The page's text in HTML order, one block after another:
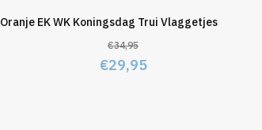
Oranje EK WK Koningsdag Trui Vlaggetjes
€34,95
Oorspronkelijke
€29,95Huidige